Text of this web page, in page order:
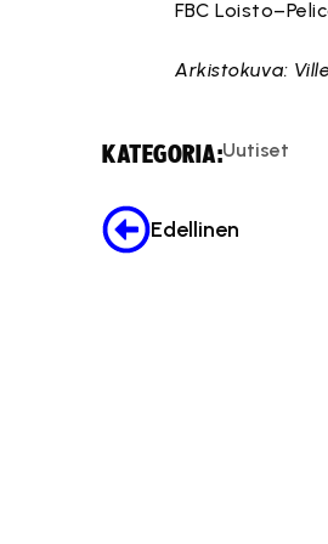
FBC
Arkistokuva:
KATEGORIA:Uutiset
Edellinen